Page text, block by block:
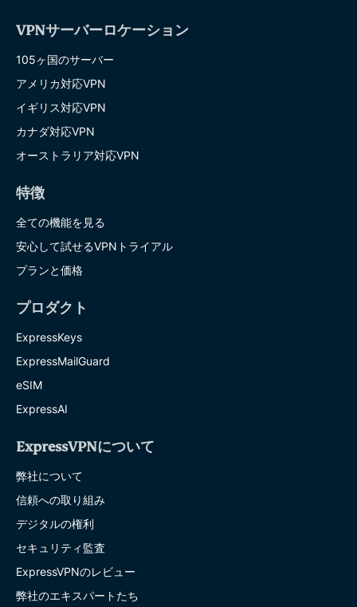
VPNサーバーロケーション
105ヶ国のサーバー
アメリカ対応VPN
イギリス対応VPN
カナダ対応VPN
オーストラリア対応VPN
特徴
全ての機能を見る
安心して試せるVPNトライアル
プランと価格
プロダクト
ExpressKeys
ExpressMailGuard
eSIM
ExpressAI
ExpressVPNについて
弊社について
信頼への取り組み
デジタルの権利
セキュリティ監査
ExpressVPNのレビュー
弊社のエキスパートたち